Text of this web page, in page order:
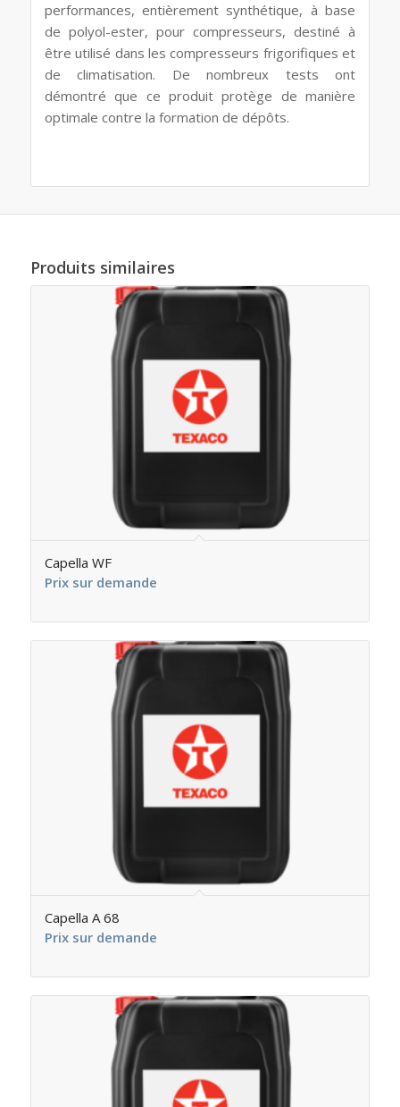
performances, entièrement synthétique, à base
de polyol-ester, pour compresseurs, destiné à
être utilisé dans les compresseurs frigorifiques et
de climatisation. De nombreux tests ont
démontré que ce produit protège de manière
optimale contre la formation de dépôts.
Produits similaires
Capella WF
Prix sur demande
Capella A 68
Prix sur demande